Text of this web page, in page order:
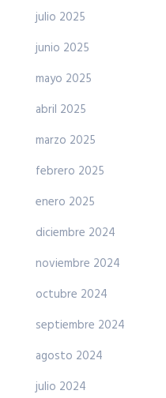
julio 2025
junio 2025
mayo 2025
abril 2025
marzo 2025
febrero 2025
enero 2025
diciembre 2024
noviembre 2024
octubre 2024
septiembre 2024
agosto 2024
julio 2024